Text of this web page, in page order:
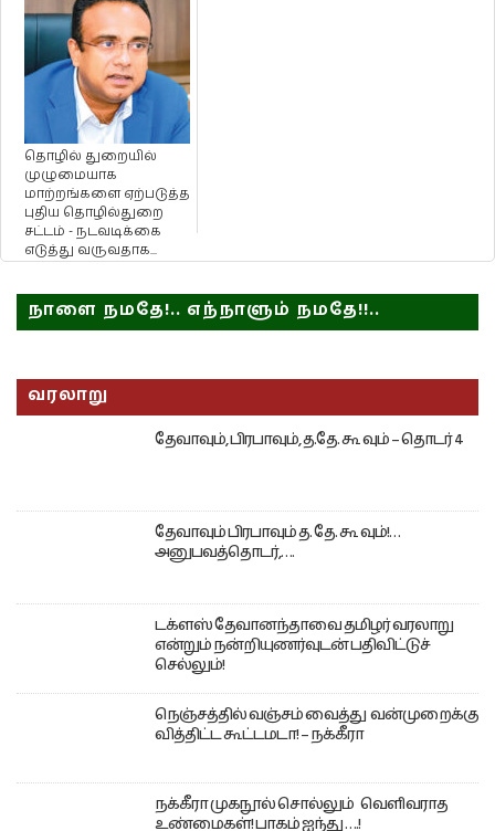
தொழில் துறையில்
முழுமையாக
மாற்றங்களை ஏற்படுத்த
புதிய தொழில்துறை
சட்டம் - நடவடிக்கை
எடுத்து வருவதாக...
நாளை நமதே!.. எந்நாளும் நமதே!!..
வரலாறு
தேவாவும், பிரபாவும், த.தே. கூ வும் – தொடர் 4
தேவாவும் பிரபாவும் த. தே. கூ வும்!…
அனுபவத்தொடர்,….
டக்ளஸ் தேவானந்தாவை தமிழர் வரலாறு
என்றும் நன்றியுணர்வுடன் பதிவிட்டுச்
செல்லும்!
நெஞ்சத்தில் வஞ்சம் வைத்து வன்முறைக்கு
வித்திட்ட கூட்டமடா! – நக்கீரா
நக்கீரா முகநூல் சொல்லும் வெளிவராத
உண்மைகள்! பாகம் ஐந்து ….!